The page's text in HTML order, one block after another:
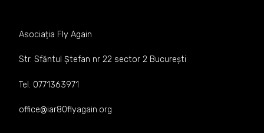
Asociația Fly Again
Str. Sfăntul Ștefan nr 22 sector 2 București
Tel. 0771363971
office@iar80flyagain.org